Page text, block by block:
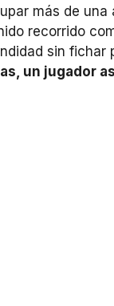
más de una
recorrido
sin fichar
un jugador